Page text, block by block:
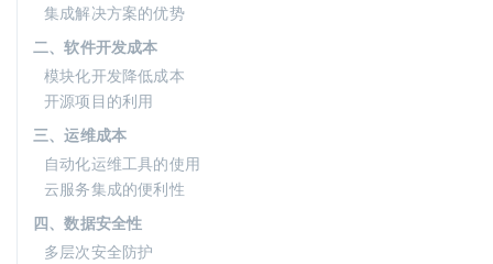
集成解决方案的优势
二、软件开发成本
模块化开发降低成本
开源项目的利用
三、运维成本
自动化运维工具的使用
云服务集成的便利性
四、数据安全性
多层次安全防护